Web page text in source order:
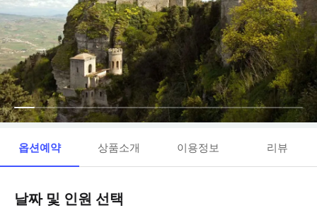
옵션예약 상품소개 이용정보 리뷰
날짜 및 인원 선택